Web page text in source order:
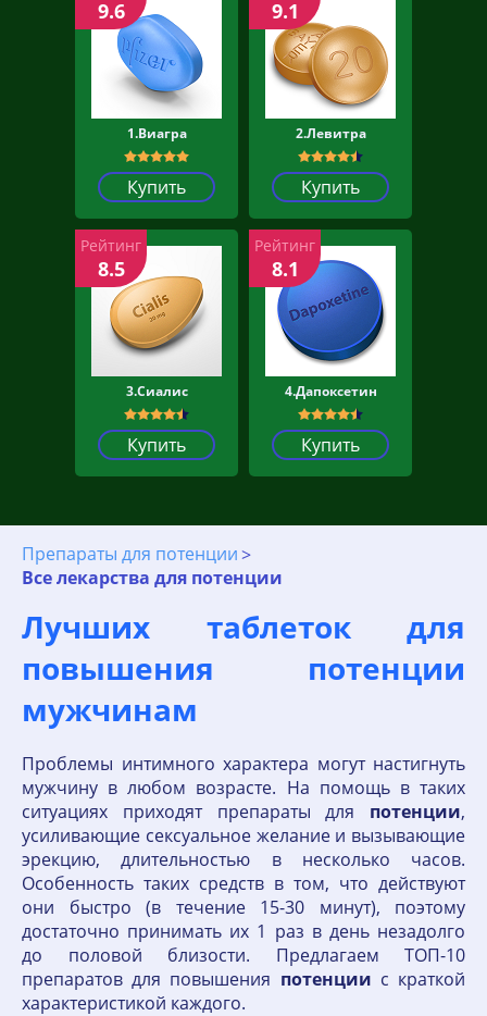
1.Виагра
Купить
9.6
2.Левитра
Купить
9.1
3.Сиалис
Купить
Рейтинг
8.5
4.Дапоксетин
Купить
Рейтинг
8.1
Препараты для потенции
Все лекарства для потенции
Лучших таблеток для
повышения потенции
мужчинам
Проблемы интимного характера могут настигнуть
мужчину в любом возрасте. На помощь в таких
ситуациях приходят препараты для потенции,
усиливающие сексуальное желание и вызывающие
эрекцию, длительностью в несколько часов.
Особенность таких средств в том, что действуют
они быстро (в течение 15-30 минут), поэтому
достаточно принимать их 1 раз в день незадолго
до половой близости. Предлагаем ТОП-10
препаратов для повышения потенции с краткой
характеристикой каждого.